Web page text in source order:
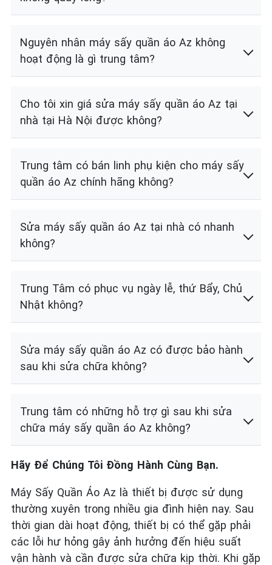
Nguyên nhân máy sấy quần áo Az không
hoạt động là gì trung tâm?
Cho tôi xin giá sửa máy sấy quần áo Az tại
nhà tại Hà Nội được không?
Trung tâm có bán linh phụ kiện cho máy sấy
quần áo Az chính hãng không?
Sửa máy sấy quần áo Az tại nhà có nhanh
không?
Trung Tâm có phục vụ ngày lễ, thứ Bẩy, Chủ
Nhật không?
Sửa máy sấy quần áo Az có được bảo hành
sau khi sửa chữa không?
Trung tâm có những hỗ trợ gì sau khi sửa
chữa máy sấy quần áo Az không?
Hãy Để Chúng Tôi Đồng Hành Cùng Bạn.
Máy Sấy Quần Áo Az là thiết bị được sử dụng
thường xuyên trong nhiều gia đình hiện nay. Sau
thời gian dài hoạt động, thiết bị có thể gặp phải
các lỗi hư hỏng gây ảnh hưởng đến hiệu suất
vận hành và cần được sửa chữa kịp thời. Khi gặp